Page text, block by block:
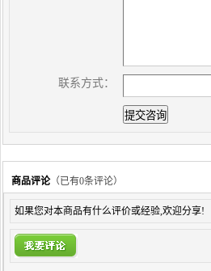
联系方式：
商品评论（已有0条评论）
如果您对本商品有什么评价或经验,欢迎分享!